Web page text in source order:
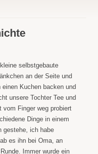
selbstgebaute
an der Seite und
Kuchen backen und
unsere Tochter Tee und
Finger weg probiert
Dinge in einem
gestehe, ich habe
es ihn bei Oma, an
Immer wurde ein